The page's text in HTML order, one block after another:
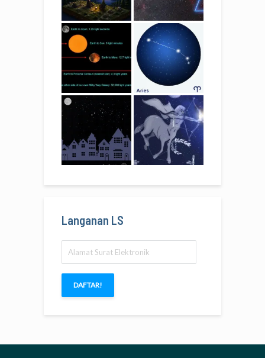
Langanan LS
Surat
Elektronik
DAFTAR!